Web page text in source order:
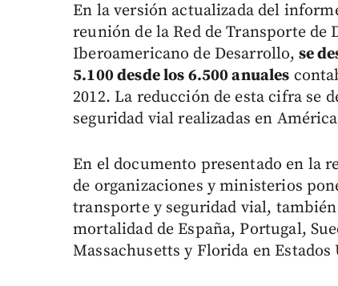
En la versión actualizada del
reunión de la Red de Transporte de
Iberoamericano de Desarrollo, se
5.100 desde los 6.500 anuales
2012. La reducción de esta cifra se
seguridad vial realizadas en
En el documento presentado en la
de organizaciones y ministerios
transporte y seguridad vial,
mortalidad de España, Portugal,
Massachusetts y Florida en Estados